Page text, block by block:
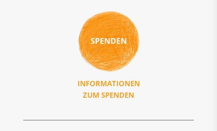
SPENDEN
INFORMATIONEN
ZUM SPENDEN